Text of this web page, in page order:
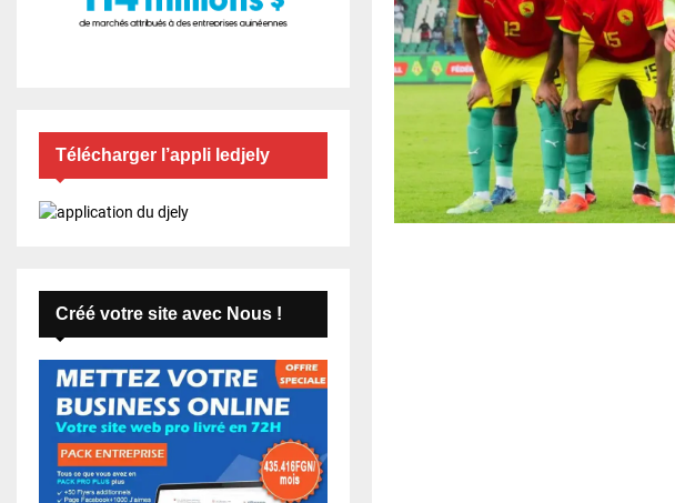
Télécharger l’appli ledjely
Créé votre site avec Nous !